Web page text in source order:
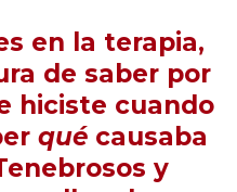
en la terapia,
de saber por
hiciste cuando
qué causaba
y